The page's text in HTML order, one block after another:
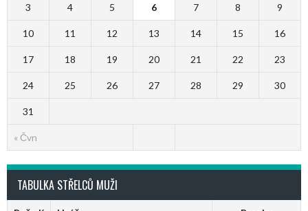
« Čvn
3 4 5 6 7 8 9
10 11 12 13 14 15 16
17 18 19 20 21 22 23
24 25 26 27 28 29 30
31
TABULKA STŘELCŮ MUŽI